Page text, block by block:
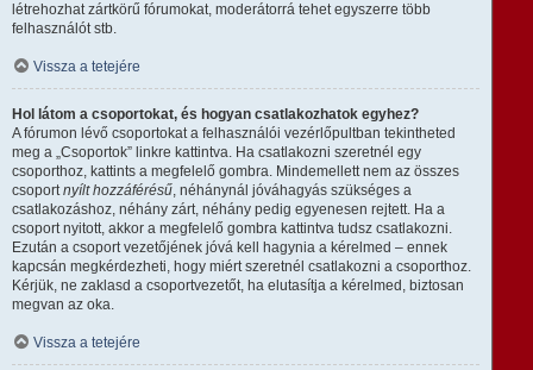
létrehozhat zártkörű fórumokat, moderátorrá tehet egyszerre több
felhasználót stb.
Vissza a tetejére
Hol látom a csoportokat, és hogyan csatlakozhatok egyhez?
A fórumon lévő csoportokat a felhasználói vezérlőpultban tekintheted
meg a „Csoportok” linkre kattintva. Ha csatlakozni szeretnél egy
csoporthoz, kattints a megfelelő gombra. Mindemellett nem az összes
csoportnyílt hozzáférésű, néhánynál jóváhagyás szükséges a
csatlakozáshoz, néhány zárt, néhány pedig egyenesen rejtett. Ha a
csoport nyitott, akkor a megfelelő gombra kattintva tudsz csatlakozni.
Ezután a csoport vezetőjének jóvá kell hagynia a kérelmed – ennek
kapcsán megkérdezheti, hogy miért szeretnél csatlakozni a csoporthoz.
Kérjük, ne zaklasd a csoportvezetőt, ha elutasítja a kérelmed, biztosan
megvan az oka.
Vissza a tetejére